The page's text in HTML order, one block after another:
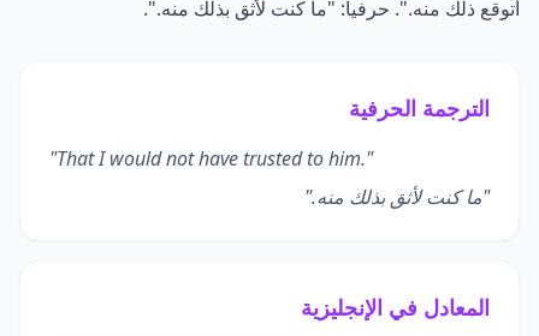
أتوقع ذلك منه.". حرفياً: "ما كنت لأثق بذلك منه.".
الترجمة الحرفية
"That I would not have trusted to him."
"ما كنت لأثق بذلك منه."
المعادل في الإنجليزية